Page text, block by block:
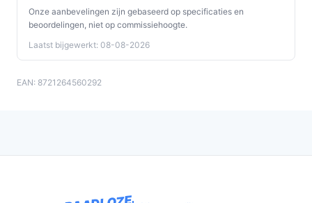
huishoudens met tapijt, harde vloeren en huisdieren
zoals aangegeven. Voor intensief, langdurig
professioneel gebruik: controleer of de opgegeven
gebruikstijden (20–70 min) en de oplaadtijd (4 uur)
voldoen aan jouw planning.
schoonmaak.
Onze aanbevelingen zijn gebaseerd op specificaties en
beoordelingen, niet op commissiehoogte.
Laatst bijgewerkt: 08-08-2026
EAN: 8721264560292